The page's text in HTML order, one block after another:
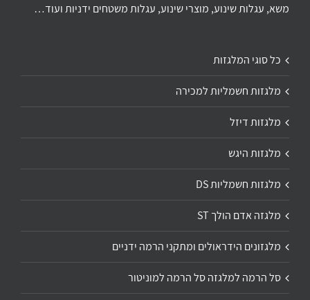
משא, עגלות שינוע, מוצרי שינוע, עגלות משטחים ידניות ועוד…
כל סוגי המלגזות
מלגזות חשמליות למכירה
מלגזות דיזל
מלגזות היגש
מלגזות חשמליות DS
מלגזה אדם הולך ST
מלגזונים הידראולים ומתקני הרמה ידניים
סל הרמה למלגזה סל הרמה למוניטור